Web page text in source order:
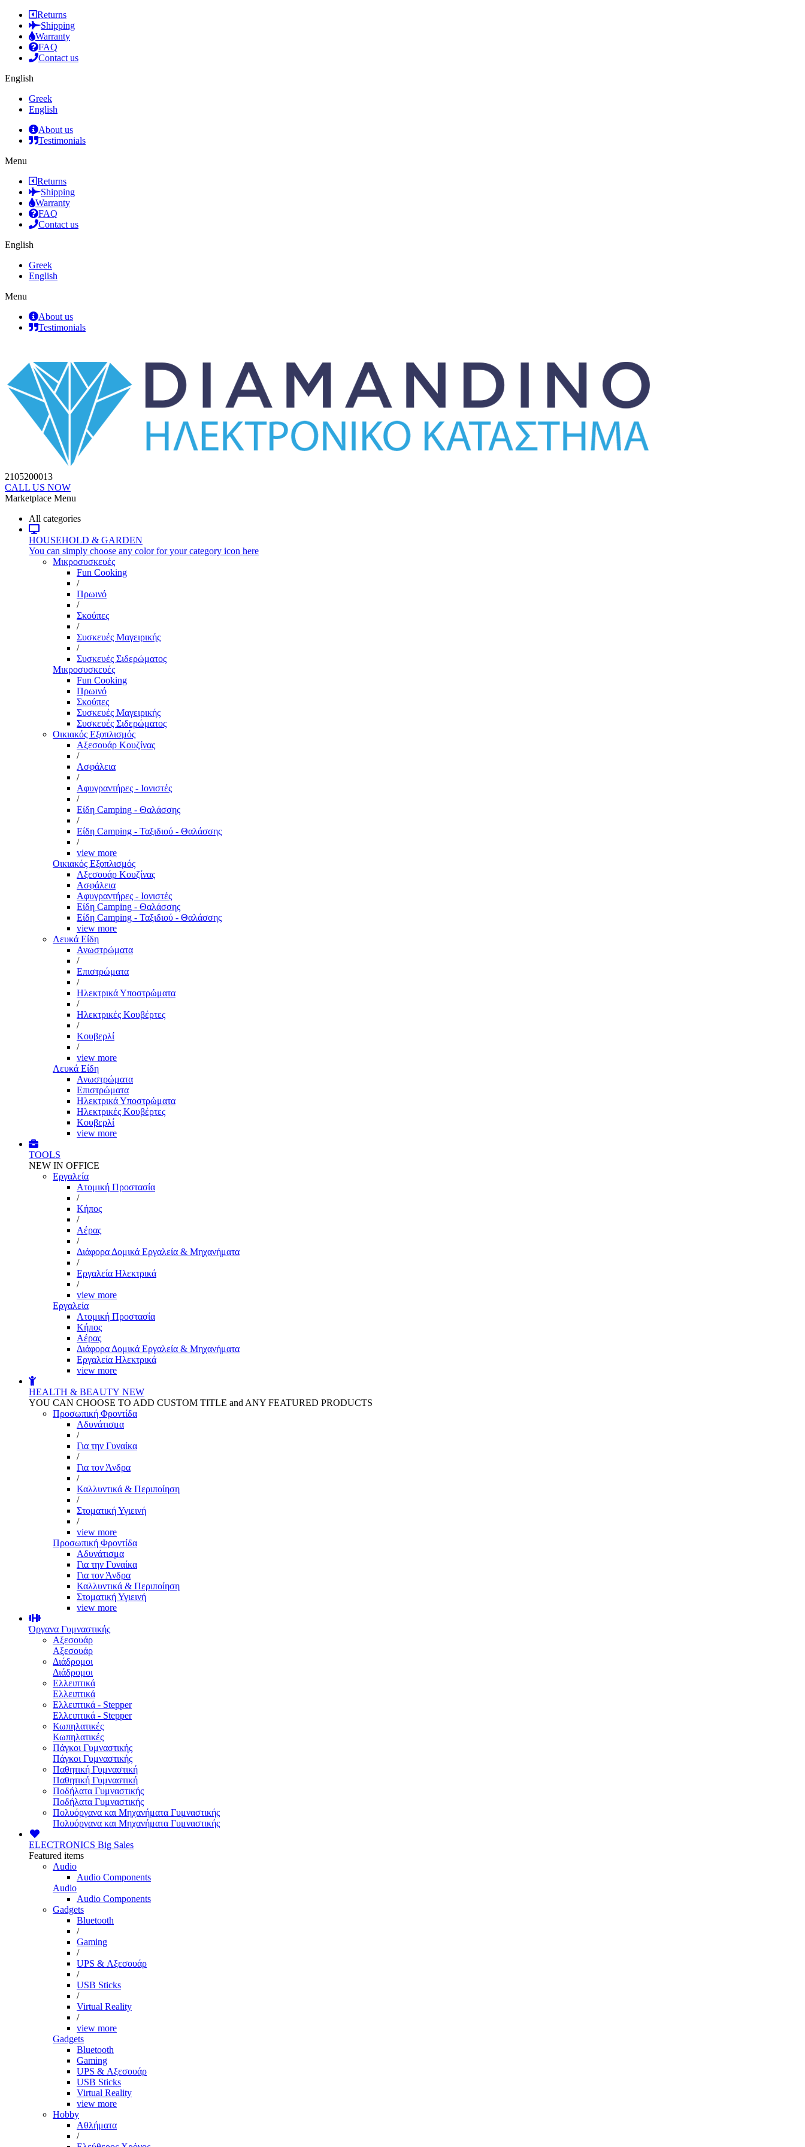
Returns
Shipping
Warranty
FAQ
Contact us
English
Greek
English
About us
Testimonials
Menu
Returns
Shipping
Warranty
FAQ
Contact us
English
Greek
English
Menu
About us
Testimonials
2105200013
CALL US NOW
Marketplace Menu
All categories
HOUSEHOLD & GARDEN
You can simply choose any color for your category icon here
Μικροσυσκευές
Fun Cooking
/
Πρωινό
/
Σκούπες
/
Συσκευές Μαγειρικής
/
Συσκευές Σιδερώματος
Μικροσυσκευές
Fun Cooking
Πρωινό
Σκούπες
Συσκευές Μαγειρικής
Συσκευές Σιδερώματος
Οικιακός Εξοπλισμός
Αξεσουάρ Κουζίνας
/
Ασφάλεια
/
Αφυγραντήρες - Ιονιστές
/
Είδη Camping - Θαλάσσης
/
Είδη Camping - Ταξιδιού - Θαλάσσης
/
view more
Οικιακός Εξοπλισμός
Αξεσουάρ Κουζίνας
Ασφάλεια
Αφυγραντήρες - Ιονιστές
Είδη Camping - Θαλάσσης
Είδη Camping - Ταξιδιού - Θαλάσσης
view more
Λευκά Είδη
Ανωστρώματα
/
Επιστρώματα
/
Ηλεκτρικά Υποστρώματα
/
Ηλεκτρικές Κουβέρτες
/
Κουβερλί
/
view more
Λευκά Είδη
Ανωστρώματα
Επιστρώματα
Ηλεκτρικά Υποστρώματα
Ηλεκτρικές Κουβέρτες
Κουβερλί
view more
TOOLS
NEW IN OFFICE
Εργαλεία
Aτομική Προστασία
/
Kήπος
/
Αέρας
/
Διάφορα Δομικά Εργαλεία & Μηχανήματα
/
Εργαλεία Ηλεκτρικά
/
view more
Εργαλεία
Aτομική Προστασία
Kήπος
Αέρας
Διάφορα Δομικά Εργαλεία & Μηχανήματα
Εργαλεία Ηλεκτρικά
view more
HEALTH & BEAUTY NEW
YOU CAN CHOOSE TO ADD CUSTOM TITLE and ANY FEATURED PRODUCTS
Προσωπική Φροντίδα
Αδυνάτισμα
/
Για την Γυναίκα
/
Για τον Άνδρα
/
Καλλυντικά & Περιποίηση
/
Στοματική Υγιεινή
/
view more
Προσωπική Φροντίδα
Αδυνάτισμα
Για την Γυναίκα
Για τον Άνδρα
Καλλυντικά & Περιποίηση
Στοματική Υγιεινή
view more
Όργανα Γυμναστικής
Αξεσουάρ
Αξεσουάρ
Διάδρομοι
Διάδρομοι
Ελλειπτικά
Ελλειπτικά
Ελλειπτικά - Stepper
Ελλειπτικά - Stepper
Κωπηλατικές
Κωπηλατικές
Πάγκοι Γυμναστικής
Πάγκοι Γυμναστικής
Παθητική Γυμναστική
Παθητική Γυμναστική
Ποδήλατα Γυμναστικής
Ποδήλατα Γυμναστικής
Πολυόργανα και Μηχανήματα Γυμναστικής
Πολυόργανα και Μηχανήματα Γυμναστικής
ELECTRONICS Big Sales
Featured items
Audio
Audio Components
Audio
Audio Components
Gadgets
Bluetooth
/
Gaming
/
UPS & Αξεσουάρ
/
USB Sticks
/
Virtual Reality
/
view more
Gadgets
Bluetooth
Gaming
UPS & Αξεσουάρ
USB Sticks
Virtual Reality
view more
Hobby
Αθλήματα
/